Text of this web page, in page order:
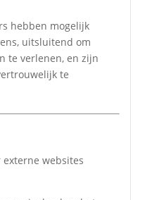
hebben mogelijk
uitsluitend om
te verlenen, en zijn
te
externe websites